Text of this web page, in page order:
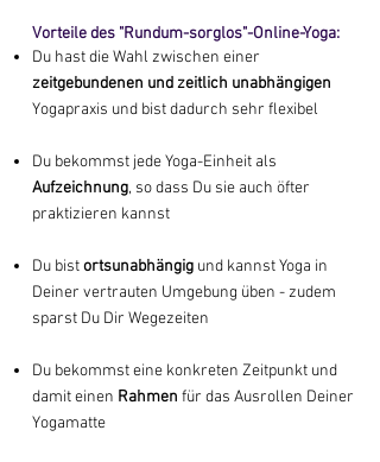
Vorteile des "Rundum-sorglos"-Online-Yoga:
Du hast die Wahl zwischen einer
zeitgebundenen und zeitlich unabhängigen
Yogapraxis und bist dadurch sehr flexibel
Du bekommst jede Yoga-Einheit als
Aufzeichnung, so dass Du sie auch öfter
praktizieren kannst
Du bistortsunabhängig und kannst Yoga in
Deiner vertrauten Umgebung üben - zudem
sparst Du Dir Wegezeiten
Du bekommst eine konkreten Zeitpunkt und
damit einen Rahmen für das Ausrollen Deiner
Yogamatte